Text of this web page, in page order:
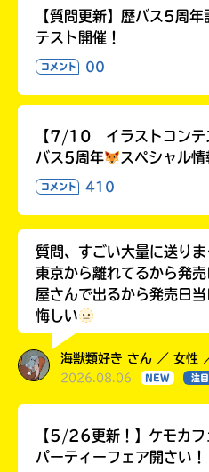
【質問更新】歴バス5周
テスト開催！
コメント 00
【7/10 イラストコンテ
バス5周年
スペシャル情
コメント 410
質問、すごい大量に送り
東京から離れてるから発
屋さんで出るから発売日
悔しい
海獣類好き さん ／ 女性
2026.08.06 NEW 注
【5/26更新！】ケモカフ
パーティーフェア開さい！